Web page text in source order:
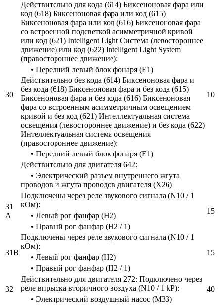
30
Действительно для кода (614) Биксеноновая фара или
код (618) Биксеноновая фара или код (615)
Биксеноновая фара или код (616) Биксеноновая фара
со встроенной подсветкой асимметричной кривой
или код (621) Intelligent Light Система (левостороннее
движение) или код (622) Intelligent Light System
(правостороннее движение):
10
• Передний левый блок фонаря (E1)
Действительно без кода (614) Биксеноновая фара и
без кода (618) Биксеноновая фара и без кода (615)
Биксеноновая фара и без кода (616) Биксеноновая
фара со встроенным асимметричным освещением
кривой и без код (621) Интеллектуальная система
освещения (левостороннее движение) и без кода (622)
Интеллектуальная система освещения
(правостороннее движение):
• Передний левый блок фонаря (E1)
Действительно для двигателя 642:
• Электрический разъем внутреннего жгута
проводов и жгута проводов двигателя (X26)
31
А
Подключены через реле звукового сигнала (N10 / 1
кОм):
15
• Левый рог фанфар (H2)
• Правый рог фанфар (H2 / 1)
31B
Подключены через реле звукового сигнала (N10 / 1
кОм):
15
• Левый рог фанфар (H2)
• Правый рог фанфар (H2 / 1)
32
Действительно для двигателя 272: Подключено через
реле впрыска вторичного воздуха (N10 / 1 kP):
40
• Электрический воздушный насос (M33)